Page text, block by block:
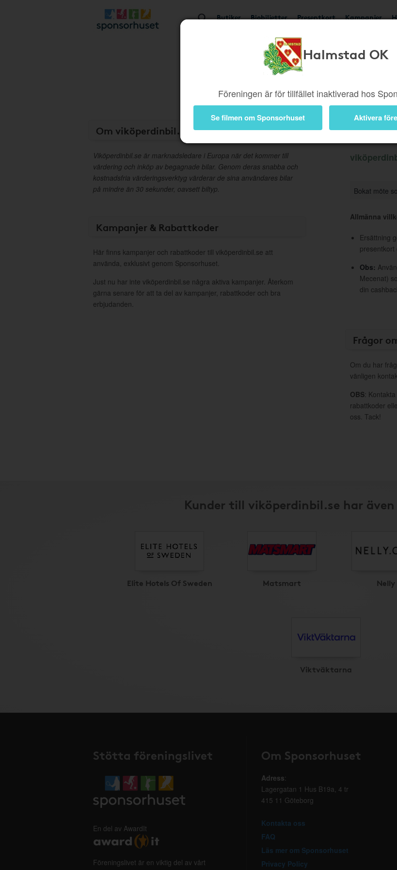
Butiker Biobiljetter Presentkort Kampanjer
Halmstad OK
Föreningen är för tillfället inaktiverad hos
Se filmen om Sponsorhuset Aktivera
Ger 500 kr
Om viköperdinbil.se
Viköperdinbil.se är marknadsledare i Europa när det kommer till
värdering och inköp av begagnade bilar. Genom deras snabba och
kostnadsfria värderingsverktyg värderar de sina användares bilar
på mindre än 30 sekunder, oavsett biltyp.
Kampanjer & Rabattkoder
Här finns kampanjer och rabattkoder till viköperdinbil.se att
använda, exklusivt genom Sponsorhuset.
Just nu har inte viköperdinbil.se några aktiva kampanjer. Återkom
gärna senare för att ta del av kampanjer, rabattkoder och bra
erbjudanden.
Bokat möte
Allmänna
Ersättning
presentkort
Obs:
Mecenat)
din
Frågor
Om du har
vänligen
OBS:
rabattkoder
oss. Tack!
Kunder till viköperdinbil.se har
Elite Hotels Of Sweden Matsmart Nelly
Viktväktarna
Stötta föreningslivet
En del av AwardIt
Föreningslivet är en viktig del av vårt
Om Sponsorhuset
Adress:
Lagergatan 1 Hus B19a, 4 tr
415 11 Göteborg
Kontakta oss
FAQ
Läs mer om Sponsorhuset
Privacy Policy